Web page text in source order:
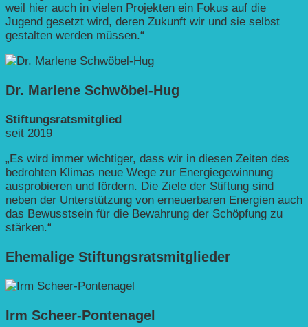
weil hier auch in vielen Projekten ein Fokus auf die
Jugend gesetzt wird, deren Zukunft wir und sie selbst
gestalten werden müssen.“
Dr. Marlene Schwöbel-Hug
Stiftungsratsmitglied
seit 2019
„Es wird immer wichtiger, dass wir in diesen Zeiten des
bedrohten Klimas neue Wege zur Energiegewinnung
ausprobieren und fördern. Die Ziele der Stiftung sind
neben der Unterstützung von erneuerbaren Energien auch
das Bewusstsein für die Bewahrung der Schöpfung zu
stärken.“
Ehemalige Stiftungsrats­mitglieder
Irm Scheer-Pontenagel